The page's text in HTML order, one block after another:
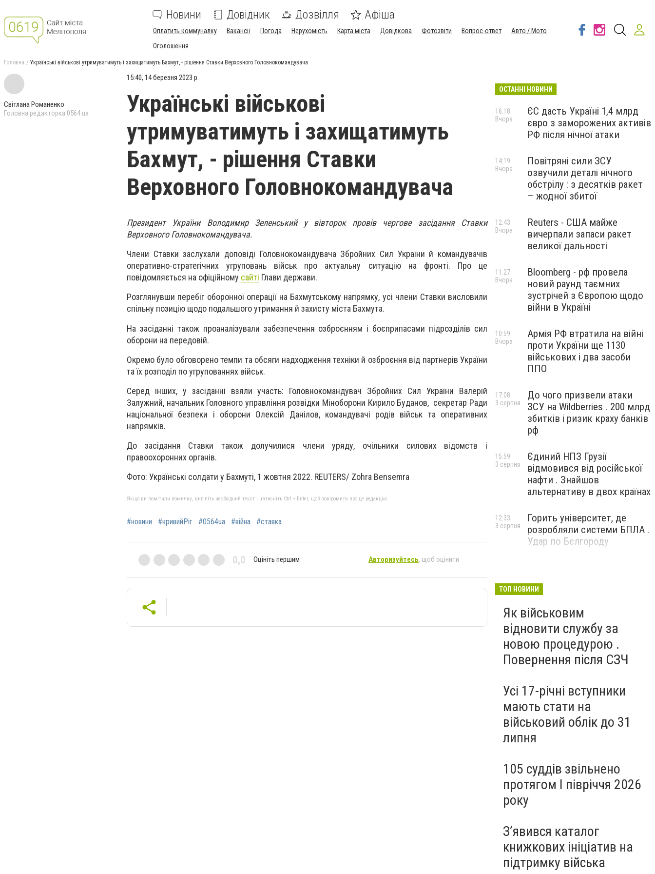
Новини Довідник Дозвілля Афіша
Оплатить коммуналку Вакансії Погода Нерухомість Карта міста Довідкова Фотозвіти Вопрос-ответ
Авто / Мото
Оголошення
Головна Українські військові утримуватимуть і захищатимуть Бахмут, - рішення Ставки Верховного Головнокомандувача
Світлана Романенко
Головна редакторка 0564.ua
15:40, 14 березня 2023 р.
Українські військові
утримуватимуть і захищатимуть
Бахмут, - рішення Ставки
Верховного Головнокомандувача
Президент України Володимир Зеленський у вівторок провів чергове засідання Ставки
Верховного Головнокомандувача.
Члени Ставки заслухали доповіді Головнокомандувача Збройних Сил України й командувачів
оперативно-стратегічних угруповань військ про актуальну ситуацію на фронті. Про це
повідомляється на офіційному сайті Глави держави.
Розглянувши перебіг оборонної операції на Бахмутському напрямку, усі члени Ставки висловили
спільну позицію щодо подальшого утримання й захисту міста Бахмута.
На засіданні також проаналізували забезпечення озброєнням і боєприпасами підрозділів сил
оборони на передовій.
Окремо було обговорено темпи та обсяги надходження техніки й озброєння від партнерів України
та їх розподіл по угрупованнях військ.
Серед інших, у засіданні взяли участь: Головнокомандувач Збройних Сил України Валерій
Залужний, начальник Головного управління розвідки Міноборони Кирило Буданов, секретар Ради
національної безпеки і оборони Олексій Данілов, командувачі родів військ та оперативних
напрямків.
До засідання Ставки також долучилися члени уряду, очільники силових відомств і
правоохоронних органів.
Фото: Українські солдати у Бахмуті, 1 жовтня 2022. REUTERS/ Zohra Bensemra
Якщо ви помітили помилку, виділіть необхідний текст і натисніть Ctrl + Enter, щоб повідомити про це редакцію
#новини #кривийРіг #0564ua #війна #ставка
0,0 Оцініть першим Авторизуйтесь, щоб оцінити
ОСТАННІ НОВИНИ
ЄС дасть Україні 1,4 млрд
євро з заморожених активів
РФ після нічної атаки
16:18
Вчора
Повітряні сили ЗСУ
озвучили деталі нічного
обстрілу : з десятків ракет
– жодної збитої
14:19
Вчора
Reuters - США майже
вичерпали запаси ракет
великої дальності
12:43
Вчора
Bloomberg - рф провела
новий раунд таємних
зустрічей з Європою щодо
війни в Україні
11:27
Вчора
Армія РФ втратила на війні
проти України ще 1130
військових і два засоби
ППО
10:59
Вчора
До чого призвели атаки
ЗСУ на Wildberries . 200 млрд
збитків і ризик краху банків
рф
17:08
3 серпня
Єдиний НПЗ Грузії
відмовився від російської
нафти . Знайшов
альтернативу в двох країнах
15:59
3 серпня
Горить університет, де
розробляли системи БПЛА .
Удар по Бєлгороду
12:33
3 серпня
ТОП НОВИНИ
Як військовим
відновити службу за
новою процедурою .
Повернення після СЗЧ
Усі 17-річні вступники
мають стати на
військовий облік до 31
липня
105 суддів звільнено
протягом I півріччя 2026
року
З’явився каталог
книжкових ініціатив на
підтримку війська